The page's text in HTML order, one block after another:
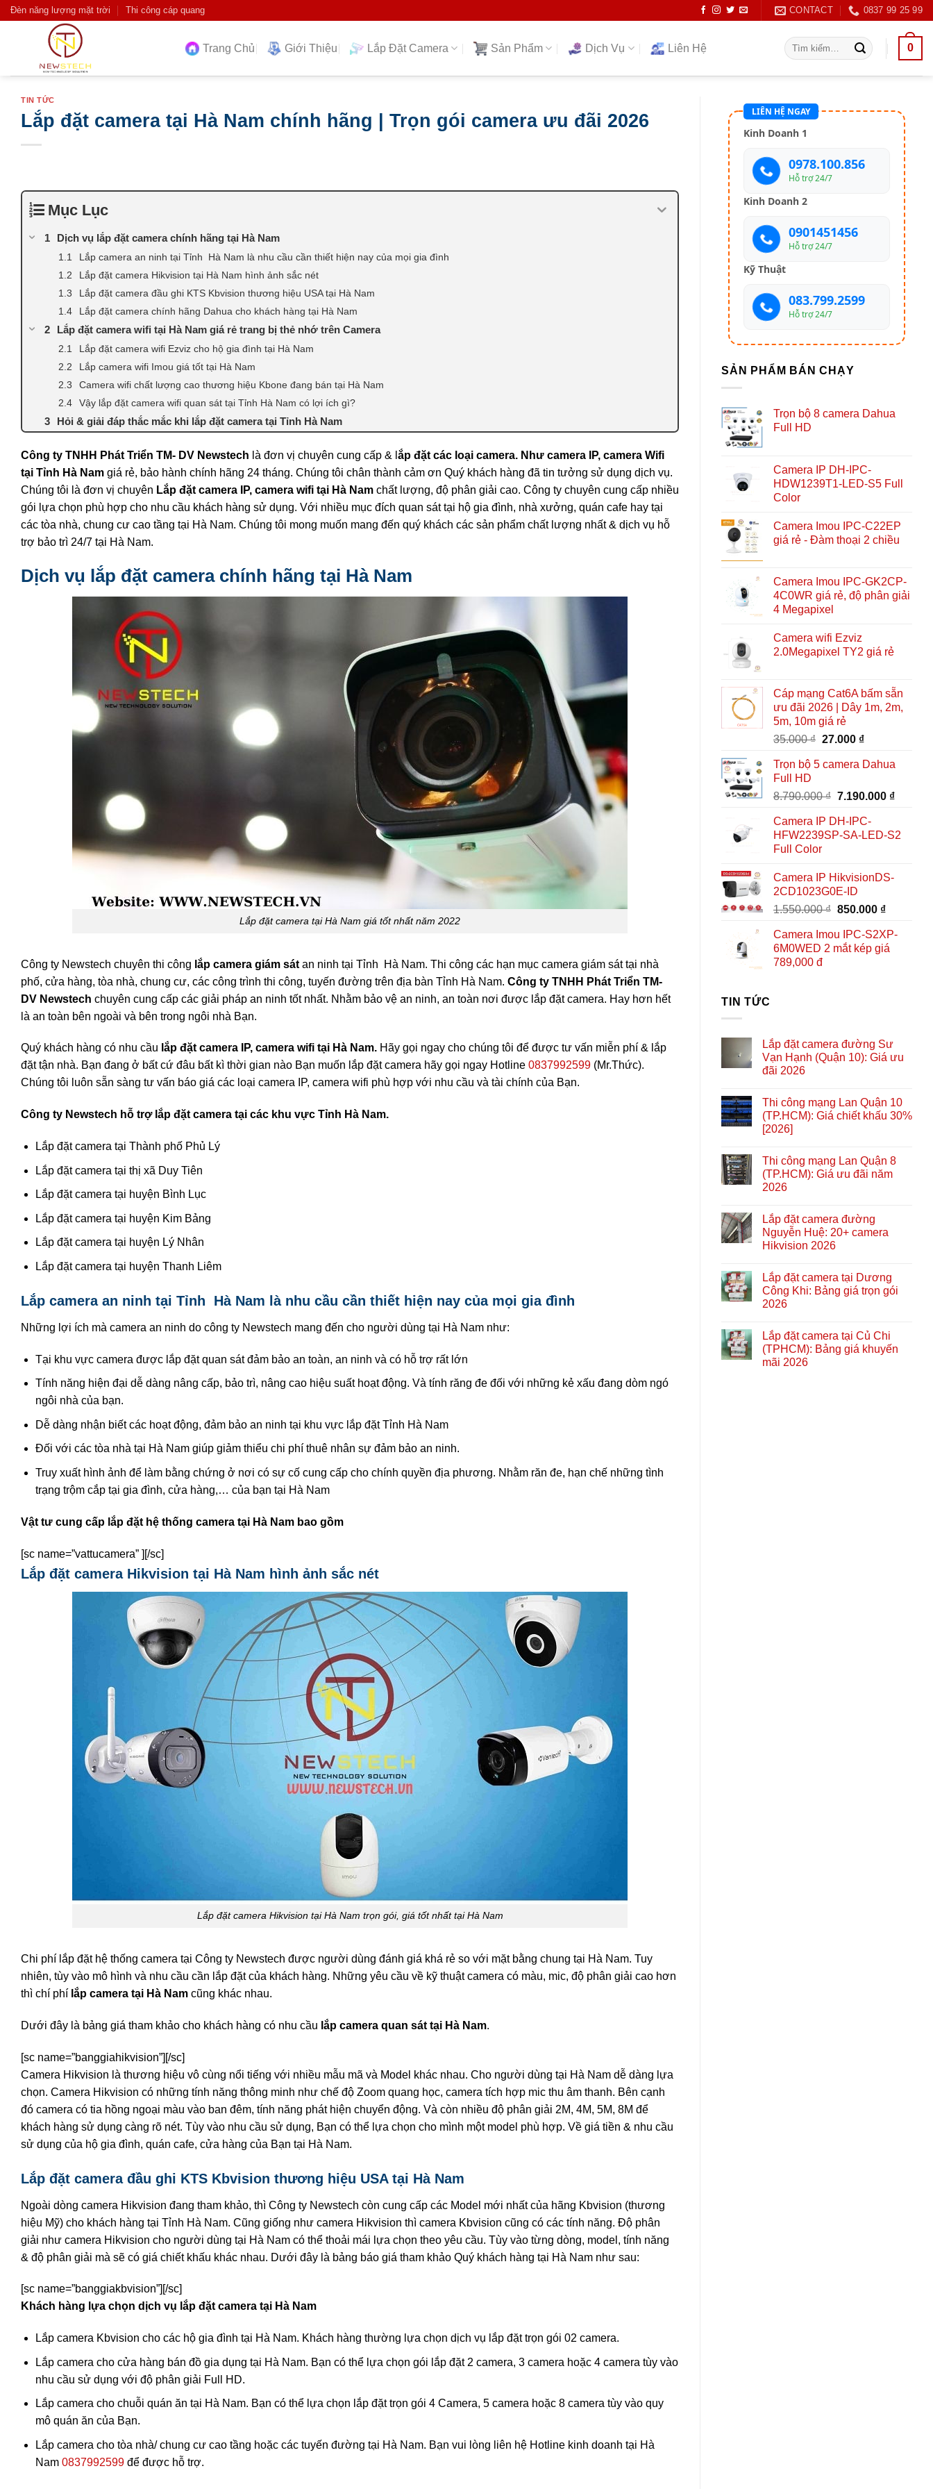
SkipĐèn năng lượng mặt trời Thi công cáp quang CONTACT 0837 99 25 99
Trang Chủ Giới Thiệu Lắp Đặt Camera Sản Phẩm Dịch Vụ Liên Hệ
Tìm
kiếm:
0
TIN TỨC
Lắp đặt camera tại Hà Nam chính hãng | Trọn gói camera ưu đãi 2026
Mục Lục
Dịch vụ lắp đặt camera chính hãng tại Hà Nam
Lắp camera an ninh tại Tỉnh Hà Nam là nhu cầu cần thiết hiện nay của mọi gia đình
Lắp đặt camera Hikvision tại Hà Nam hình ảnh sắc nét
Lắp đặt camera đầu ghi KTS Kbvision thương hiệu USA tại Hà Nam
Lắp đặt camera chính hãng Dahua cho khách hàng tại Hà Nam
Lắp đặt camera wifi tại Hà Nam giá rẻ trang bị thẻ nhớ trên Camera
Lắp đặt camera wifi Ezviz cho hộ gia đình tại Hà Nam
Lắp camera wifi Imou giá tốt tại Hà Nam
Camera wifi chất lượng cao thương hiệu Kbone đang bán tại Hà Nam
Vậy lắp đặt camera wifi quan sát tại Tỉnh Hà Nam có lợi ích gì?
Hỏi & giải đáp thắc mắc khi lắp đặt camera tại Tỉnh Hà Nam
Công ty TNHH Phát Triển TM- DV Newstech là đơn vị chuyên cung cấp & l ắp đặt các loại camera. Như camera IP, camera Wifi
tại Tỉnh Hà Nam giá rẻ, bảo hành chính hãng 24 tháng. Chúng tôi chân thành cảm ơn Quý khách hàng đã tin tưởng sử dụng dịch vụ.
Chúng tôi là đơn vị chuyên Lắp đặt camera IP, camera wifi tại Hà Nam chất lượng, độ phân giải cao. Công ty chuyên cung cấp nhiều
gói lựa chọn phù hợp cho nhu cầu khách hàng sử dụng. Với nhiều mục đích quan sát tại hộ gia đình, nhà xưởng, quán cafe hay tại
các tòa nhà, chung cư cao tầng tại Hà Nam. Chúng tôi mong muốn mang đến quý khách các sản phẩm chất lượng nhất & dịch vụ hỗ
trợ bảo trì 24/7 tại Hà Nam.
Dịch vụ lắp đặt camera chính hãng tại Hà Nam
Lắp đặt camera tại Hà Nam giá tốt nhất năm 2022
Công ty Newstech chuyên thi công lắp camera giám sát an ninh tại Tỉnh Hà Nam. Thi công các hạn mục camera giám sát tại nhà
phố, cửa hàng, tòa nhà, chung cư, các công trình thi công, tuyến đường trên địa bàn Tỉnh Hà Nam. Công ty TNHH Phát Triển TM-
DV Newstech chuyên cung cấp các giải pháp an ninh tốt nhất. Nhằm bảo vệ an ninh, an toàn nơi được lắp đặt camera. Hay hơn hết
là an toàn bên ngoài và bên trong ngôi nhà Bạn.
Quý khách hàng có nhu cầu lắp đặt camera IP, camera wifi tại Hà Nam. Hãy gọi ngay cho chúng tôi để được tư vấn miễn phí & lắp
đặt tận nhà. Bạn đang ở bất cứ đâu bất kì thời gian nào Bạn muốn lắp đặt camera hãy gọi ngay Hotline 0837992599 (Mr.Thức).
Chúng tôi luôn sẵn sàng tư vấn báo giá các loại camera IP, camera wifi phù hợp với nhu cầu và tài chính của Bạn.
Công ty Newstech hỗ trợ lắp đặt camera tại các khu vực Tỉnh Hà Nam.
Lắp đặt camera tại Thành phố Phủ Lý
Lắp đặt camera tại thị xã Duy Tiên
Lắp đặt camera tại huyện Bình Lục
Lắp đặt camera tại huyện Kim Bảng
Lắp đặt camera tại huyện Lý Nhân
Lắp đặt camera tại huyện Thanh Liêm
Lắp camera an ninh tại Tỉnh Hà Nam là nhu cầu cần thiết hiện nay của mọi gia đình
Những lợi ích mà camera an ninh do công ty Newstech mang đến cho người dùng tại Hà Nam như:
Tại khu vực camera được lắp đặt quan sát đảm bảo an toàn, an ninh và có hỗ trợ rất lớn
Tính năng hiện đại dễ dàng nâng cấp, bảo trì, nâng cao hiệu suất hoạt động. Và tính răng đe đối với những kẻ xấu đang dòm ngó
ngôi nhà của bạn.
Dễ dàng nhận biết các hoạt động, đảm bảo an ninh tại khu vực lắp đặt Tỉnh Hà Nam
Đối với các tòa nhà tại Hà Nam giúp giảm thiểu chi phí thuê nhân sự đảm bảo an ninh.
Truy xuất hình ảnh để làm bằng chứng ở nơi có sự cố cung cấp cho chính quyền địa phương. Nhằm răn đe, hạn chế những tình
trạng trộm cắp tại gia đình, cửa hàng,… của bạn tại Hà Nam
Vật tư cung cấp lắp đặt hệ thống camera tại Hà Nam bao gồm
[sc name=”vattucamera” ][/sc]
Lắp đặt camera Hikvision tại Hà Nam hình ảnh sắc nét
Lắp đặt camera Hikvision tại Hà Nam trọn gói, giá tốt nhất tại Hà Nam
Chi phí lắp đặt hệ thống camera tại Công ty Newstech được người dùng đánh giá khá rẻ so với mặt bằng chung tại Hà Nam. Tuy
nhiên, tùy vào mô hình và nhu cầu cần lắp đặt của khách hàng. Những yêu cầu về kỹ thuật camera có màu, mic, độ phân giải cao hơn
thì chí phí lắp camera tại Hà Nam cũng khác nhau.
Dưới đây là bảng giá tham khảo cho khách hàng có nhu cầu lắp camera quan sát tại Hà Nam.
[sc name=”banggiahikvision”][/sc]
Camera Hikvision là thương hiệu vô cùng nổi tiếng với nhiều mẫu mã và Model khác nhau. Cho người dùng tại Hà Nam dễ dàng lựa
chọn. Camera Hikvision có những tính năng thông minh như chế độ Zoom quang học, camera tích hợp mic thu âm thanh. Bên cạnh
đó camera có tia hồng ngoại màu vào ban đêm, tính năng phát hiện chuyển động. Và còn nhiều độ phân giải 2M, 4M, 5M, 8M để
khách hàng sử dụng càng rõ nét. Tùy vào nhu cầu sử dụng, Bạn có thể lựa chọn cho mình một model phù hợp. Về giá tiền & nhu cầu
sử dụng của hộ gia đình, quán cafe, cửa hàng của Bạn tại Hà Nam.
Lắp đặt camera đầu ghi KTS Kbvision thương hiệu USA tại Hà Nam
Ngoài dòng camera Hikvision đang tham khảo, thì Công ty Newstech còn cung cấp các Model mới nhất của hãng Kbvision (thương
hiệu Mỹ) cho khách hàng tại Tỉnh Hà Nam. Cũng giống như camera Hikvision thì camera Kbvision cũng có các tính năng. Độ phân
giải như camera Hikvision cho người dùng tại Hà Nam có thể thoải mái lựa chọn theo yêu cầu. Tùy vào từng dòng, model, tính năng
& độ phân giải mà sẽ có giá chiết khấu khác nhau. Dưới đây là bảng báo giá tham khảo Quý khách hàng tại Hà Nam như sau:
[sc name=”banggiakbvision”][/sc]
Khách hàng lựa chọn dịch vụ lắp đặt camera tại Hà Nam
Lắp camera Kbvision cho các hộ gia đình tại Hà Nam. Khách hàng thường lựa chọn dịch vụ lắp đặt trọn gói 02 camera.
Lắp camera cho cửa hàng bán đồ gia dụng tại Hà Nam. Bạn có thể lựa chọn gói lắp đặt 2 camera, 3 camera hoặc 4 camera tùy vào
nhu cầu sử dụng với độ phân giải Full HD.
Lắp camera cho chuỗi quán ăn tại Hà Nam. Bạn có thể lựa chọn lắp đặt trọn gói 4 Camera, 5 camera hoặc 8 camera tùy vào quy
mô quán ăn của Bạn.
Lắp camera cho tòa nhà/ chung cư cao tầng hoặc các tuyến đường tại Hà Nam. Bạn vui lòng liên hệ Hotline kinh doanh tại Hà
Nam 0837992599để được hỗ trợ.
LIÊN HỆ NGAY
Kinh Doanh 1
0978.100.856
Hỗ trợ 24/7
Kinh Doanh 2
0901451456
Hỗ trợ 24/7
Kỹ Thuật
083.799.2599
Hỗ trợ 24/7
SẢN PHẨM BÁN CHẠY
Trọn bộ 8 camera Dahua
Full HD
Camera IP DH-IPC-
HDW1239T1-LED-S5 Full
Color
Camera Imou IPC-C22EP
giá rẻ - Đàm thoại 2 chiều
Camera Imou IPC-GK2CP-
4C0WR giá rẻ, độ phân giải
4 Megapixel
Camera wifi Ezviz
2.0Megapixel TY2 giá rẻ
Cáp mạng Cat6A bấm sẵn
ưu đãi 2026 | Dây 1m, 2m,
5m, 10m giá rẻ
35.000₫ Giá
là:
27.000 ₫Giá
tại
27.000 ₫.
Trọn bộ 5 camera Dahua
Full HD
8.790.000₫ Giá
là:
8.790.000 ₫.
7.190.000 ₫Giá
là:
Camera IP DH-IPC-
HFW2239SP-SA-LED-S2
Full Color
Camera IP HikvisionDS-
2CD1023G0E-ID
1.550.000₫ Giá
là:
1.550.000 ₫.
850.000 ₫Giá
tại
là:
Camera Imou IPC-S2XP-
6M0WED 2 mắt kép giá
789,000 đ
TIN TỨC
Lắp đặt camera đường Sư
Vạn Hạnh (Quận 10): Giá ưu
đãi 2026
Thi công mạng Lan Quận 10
(TP.HCM): Giá chiết khấu 30%
[2026]
Thi công mạng Lan Quận 8
(TP.HCM): Giá ưu đãi năm
2026
Lắp đặt camera đường
Nguyễn Huệ: 20+ camera
Hikvision 2026
Lắp đặt camera tại Dương
Công Khi: Bảng giá trọn gói
2026
Lắp đặt camera tại Củ Chi
(TPHCM): Bảng giá khuyến
mãi 2026